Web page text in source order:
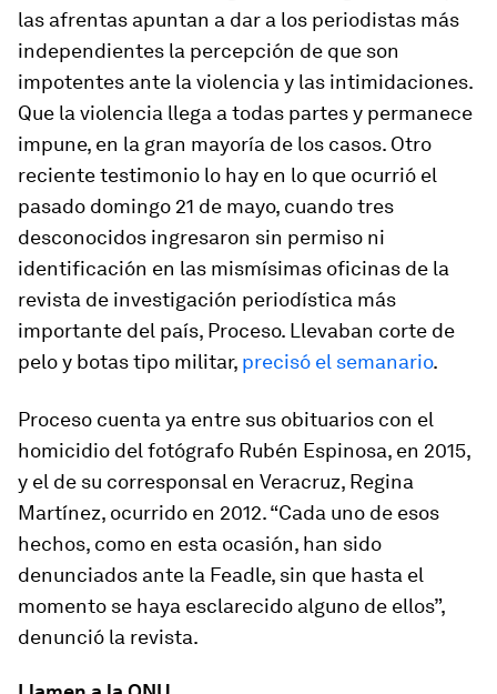
las afrentas apuntan a dar a los periodistas más
independientes la percepción de que son
impotentes ante la violencia y las intimidaciones.
Que la violencia llega a todas partes y permanece
impune, en la gran mayoría de los casos. Otro
reciente testimonio lo hay en lo que ocurrió el
pasado domingo 21 de mayo, cuando tres
desconocidos ingresaron sin permiso ni
identificación en las mismísimas oficinas de la
revista de investigación periodística más
importante del país, Proceso. Llevaban corte de
pelo y botas tipo militar, precisó el semanario.
Proceso cuenta ya entre sus obituarios con el
homicidio del fotógrafo Rubén Espinosa, en 2015,
y el de su corresponsal en Veracruz, Regina
Martínez, ocurrido en 2012. “Cada uno de esos
hechos, como en esta ocasión, han sido
denunciados ante la Feadle, sin que hasta el
momento se haya esclarecido alguno de ellos”,
denunció la revista.